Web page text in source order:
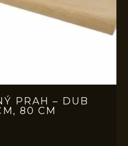
PRAH – DUB
80 CM